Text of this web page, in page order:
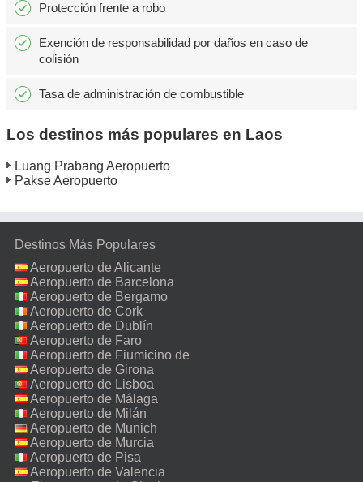
Protección frente a robo
Exención de responsabilidad por daños en caso de
colisión
Tasa de administración de combustible
Los destinos más populares en Laos
Luang Prabang Aeropuerto
Pakse Aeropuerto
Destinos Más Populares
Aeropuerto de Alicante
Aeropuerto de Barcelona
Aeropuerto de Bergamo
Aeropuerto de Cork
Aeropuerto de Dublín
Aeropuerto de Faro
Aeropuerto de Fiumicino de
Roma
Aeropuerto de Girona
Aeropuerto de Lisboa
Aeropuerto de Málaga
Aeropuerto de Milán
Malpensa
Aeropuerto de Munich
Aeropuerto de Murcia
Aeropuerto de Pisa
Aeropuerto de Valencia